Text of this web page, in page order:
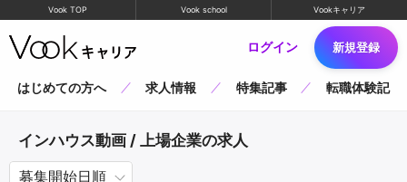
Vook TOP Vook school Vookキャリア
ログイン 新規登録
はじめての方へ 求人情報 特集記事 転職体験記
インハウス動画 / 上場企業の求人